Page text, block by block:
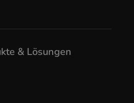
& Lösungen